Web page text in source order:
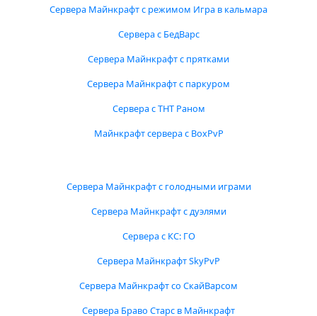
Сервера Майнкрафт с режимом Игра в кальмара
Сервера с БедВарс
Сервера Майнкрафт с прятками
Сервера Майнкрафт с паркуром
Сервера с ТНТ Раном
Майнкрафт сервера с BoxPvP
Сервера Майнкрафт с голодными играми
Сервера Майнкрафт с дуэлями
Сервера с КС: ГО
Сервера Майнкрафт SkyPvP
Сервера Майнкрафт со СкайВарсом
Сервера Браво Старс в Майнкрафт